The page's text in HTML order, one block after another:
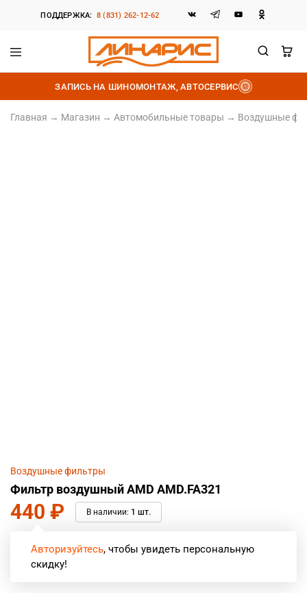
ПОДДЕРЖКА: 8 (831) 262-12-62
Линарис
Продажа
шин,
дисков
и
аккумуляторов
ЗАПИСЬ НА ШИНОМОНТАЖ, АВТОСЕРВИС
Главная → Магазин → Автомобильные товары → Воздушные
Воздушные фильтры
Фильтр воздушный AMD AMD.FA321
440 ₽ В наличии: 1 шт.
Авторизуйтесь, чтобы увидеть персональную
скидку!